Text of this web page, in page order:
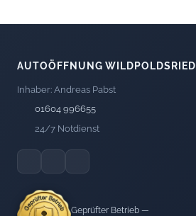
AUTOÖFFNUNG WILDPOLDSRIED
Inhaber: Andreas Pabst
01604 996655
24/7 Notdienst
Geprüfter Betrieb —